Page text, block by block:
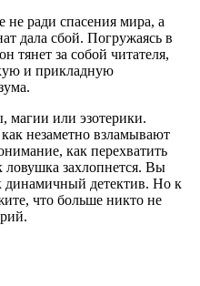
не ради спасения мира, а
дала сбой. Погружаясь в
тянет за собой читателя,
и прикладную
магии или эзотерики.
незаметно взламывают
как перехватить
ловушка захлопнется. Вы
динамичный детектив. Но к
что больше никто не